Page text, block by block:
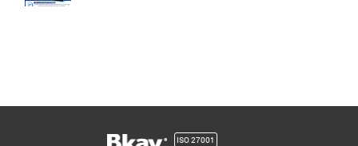
ISO 27001